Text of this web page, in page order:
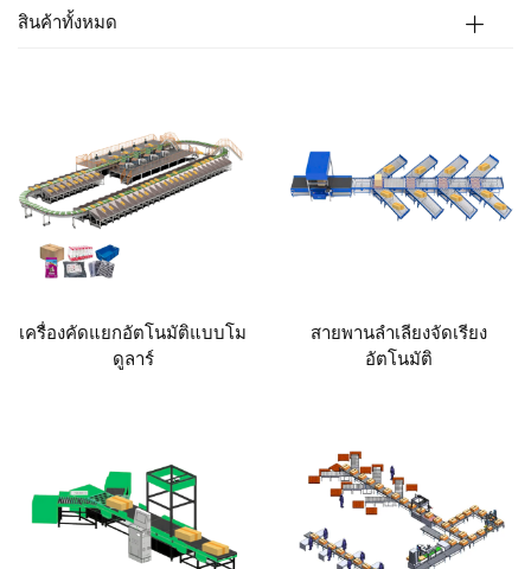
สินค้าทั้งหมด
เครื่องคัดแยกอัตโนมัติแบบโม
ดูลาร์
สายพานลำเลียงจัดเรียง
อัตโนมัติ